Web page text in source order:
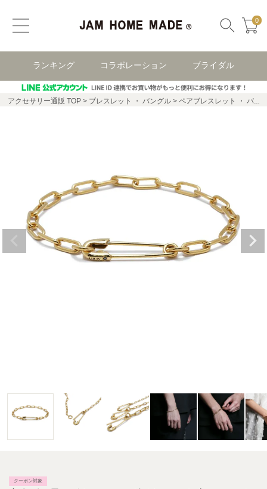
0
ランキング コラボレーション ブライダル
アクセサリー通販 TOP ブレスレット ・ バングル ペアブレスレット ・ バングル
クーポン対象